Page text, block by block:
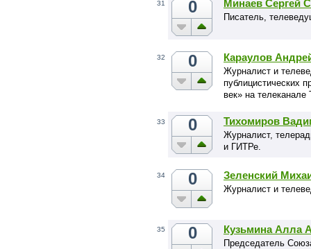
31 0 Минаев Сергей
Писатель,
32 0 Караулов
Журналист и
публицистических
век» на
33 0 Тихомиров
Журналист,
и ГИТРе.
34 0 Зеленский
Журналист и
35 0 Кузьмина Алла
Председатель